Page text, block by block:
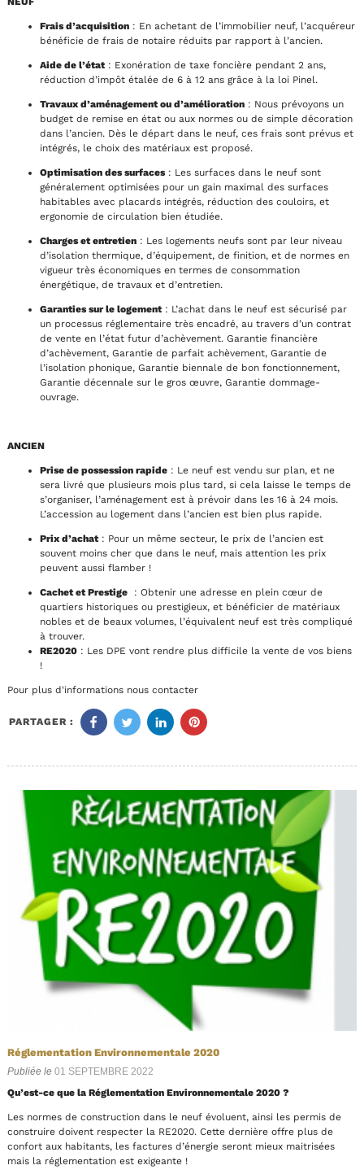
Frais d’acquisition: En achetant de l’immobilier neuf, l’acquéreur
bénéficie de frais de notaire réduits par rapport à l’ancien.
Aide de l’état: Exonération de taxe foncière pendant 2 ans,
réduction d’impôt étalée de 6 à 12 ans grâce à la loi Pinel.
Travaux d’aménagement ou d’amélioration: Nous prévoyons un
budget de remise en état ou aux normes ou de simple décoration
dans l’ancien. Dès le départ dans le neuf, ces frais sont prévus et
intégrés, le choix des matériaux est proposé.
Optimisation des surfaces: Les surfaces dans le neuf sont
généralement optimisées pour un gain maximal des surfaces
habitables avec placards intégrés, réduction des couloirs, et
ergonomie de circulation bien étudiée.
Charges et entretien: Les logements neufs sont par leur niveau
d’isolation thermique, d’équipement, de finition, et de normes en
vigueur très économiques en termes de consommation
énergétique, de travaux et d’entretien.
Garanties sur le logement: L’achat dans le neuf est sécurisé par
un processus réglementaire très encadré, au travers d’un contrat
de vente en l’état futur d’achèvement. Garantie financière
d’achèvement, Garantie de parfait achèvement, Garantie de
l’isolation phonique, Garantie biennale de bon fonctionnement,
Garantie décennale sur le gros œuvre, Garantie dommage-
ouvrage.
ANCIEN
Prise de possession rapide: Le neuf est vendu sur plan, et ne
sera livré que plusieurs mois plus tard, si cela laisse le temps de
s’organiser, l’aménagement est à prévoir dans les 16 à 24 mois.
L’accession au logement dans l’ancien est bien plus rapide.
Prix d’achat: Pour un même secteur, le prix de l’ancien est
souvent moins cher que dans le neuf, mais attention les prix
peuvent aussi flamber !
Cachet et Prestige: Obtenir une adresse en plein cœur de
quartiers historiques ou prestigieux, et bénéficier de matériaux
nobles et de beaux volumes, l’équivalent neuf est très compliqué
à trouver.
RE2020: Les DPE vont rendre plus difficile la vente de vos biens
!
Pour plus d'informations nous contacter
PARTAGER :
Réglementation Environnementale 2020
Publiée le 01 SEPTEMBRE 2022
Qu’est-ce que la Réglementation Environnementale 2020 ?
Les normes de construction dans le neuf évoluent, ainsi les permis de
construire doivent respecter la RE2020. Cette dernière offre plus de
confort aux habitants, les factures d’énergie seront mieux maitrisées
mais la réglementation est exigeante !